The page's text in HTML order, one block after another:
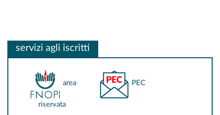
servizi agli iscritti
area
riservata
PEC